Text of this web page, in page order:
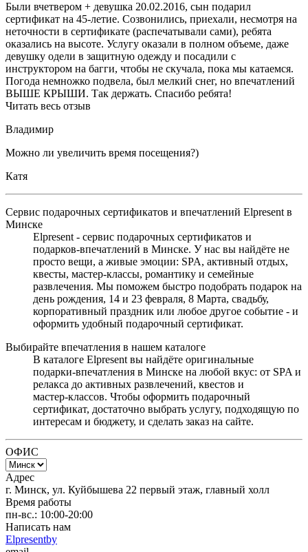
Были вчетвером + девушка 20.02.2016, сын подарил
сертификат на 45-летие. Созвонились, приехали, несмотря на
неточности в сертификате (распечатывали сами), ребята
оказались на высоте. Услугу оказали в полном объеме, даже
девушку одели в защитную одежду и посадили с
инструктором на багги, чтобы не скучала, пока мы катаемся.
Погода немножко подвела, был мелкий снег, но впечатлений
ВЫШЕ КРЫШИ. Так держать. Спасибо ребята!
Читать весь отзыв
Владимир
Можно ли увеличить время посещения?)
Катя
Сервис подарочных сертификатов и впечатлений Elpresent в
Минске
Elpresent - сервис подарочных сертификатов и
подарков‑впечатлений в Минске. У нас вы найдёте не
просто вещи, а живые эмоции: SPA, активный отдых,
квесты, мастер‑классы, романтику и семейные
развлечения. Мы поможем быстро подобрать подарок на
день рождения, 14 и 23 февраля, 8 Марта, свадьбу,
корпоративный праздник или любое другое событие - и
оформить удобный подарочный сертификат.
Выбирайте впечатления в нашем каталоге
В каталоге Elpresent вы найдёте оригинальные
подарки‑впечатления в Минске на любой вкус: от SPA и
релакса до активных развлечений, квестов и
мастер‑классов. Чтобы оформить подарочный
сертификат, достаточно выбрать услугу, подходящую по
интересам и бюджету, и сделать заказ на сайте.
ОФИС
Адрес
г. Минск, ул. Куйбышева 22 первый этаж, главный холл
Время работы
пн-вс.: 10:00-20:00
Написать нам
Elpresentby